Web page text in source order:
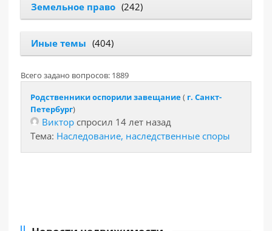
Земельное право (242)
Иные темы (404)
Всего задано вопросов: 1889
Родственники оспорили завещание( г. Санкт-
Петербург)
Виктор спросил 14 лет назад
Тема: Наследование, наследственные споры